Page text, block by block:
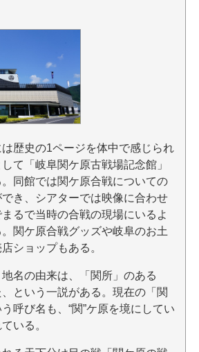
歴史の1ページを体中で感じられ
て「岐阜関ケ原古戦場記念館」
同館では関ケ原合戦についての
き、シアターでは映像に合わせ
るで当時の合戦の現場にいるよ
関ケ原合戦グッズや岐阜のお土
ショップもある。
地名の由来は、「関所」のある
、という一説がある。現在の「関
呼び名も、“関”ケ原を境にしてい
いる。